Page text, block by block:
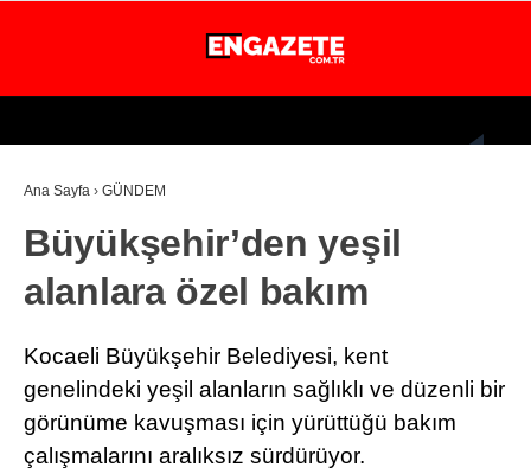
23.8
İSTANBUL
GÜNDEM
EKONOMİ
DÜNYA
SPOR
SAĞLIK
Ana Sayfa › GÜNDEM
Büyükşehir’den yeşil
alanlara özel bakım
Kocaeli Büyükşehir Belediyesi, kent
genelindeki yeşil alanların sağlıklı ve düzenli bir
görünüme kavuşması için yürüttüğü bakım
çalışmalarını aralıksız sürdürüyor.